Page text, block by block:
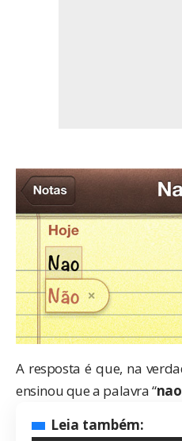
A resposta é que, na
ensinou que a palavra “nao
Leia também: